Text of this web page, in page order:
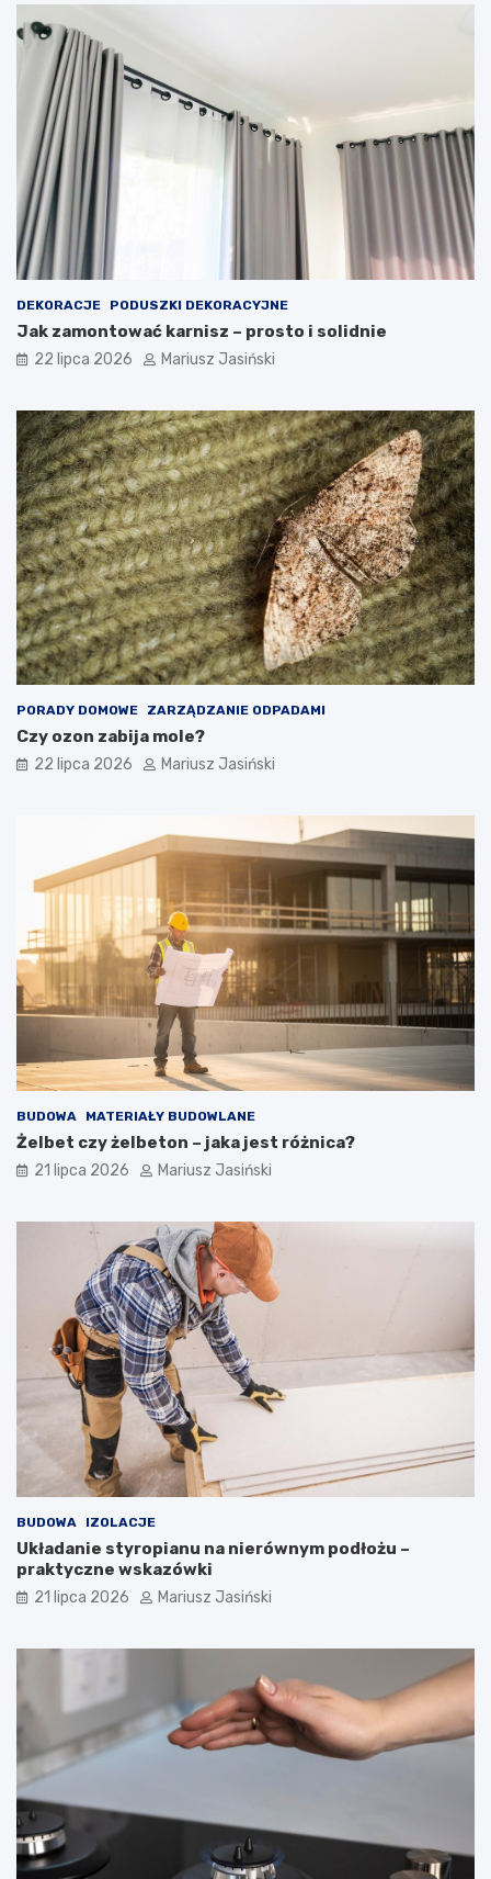
DEKORACJE PODUSZKI DEKORACYJNE
Jak zamontować karnisz – prosto i solidnie
22 lipca 2026 Mariusz Jasiński
PORADY DOMOWE ZARZĄDZANIE ODPADAMI
Czy ozon zabija mole?
22 lipca 2026 Mariusz Jasiński
BUDOWA MATERIAŁY BUDOWLANE
Żelbet czy żelbeton – jaka jest różnica?
21 lipca 2026 Mariusz Jasiński
BUDOWA IZOLACJE
Układanie styropianu na nierównym podłożu –
praktyczne wskazówki
21 lipca 2026 Mariusz Jasiński